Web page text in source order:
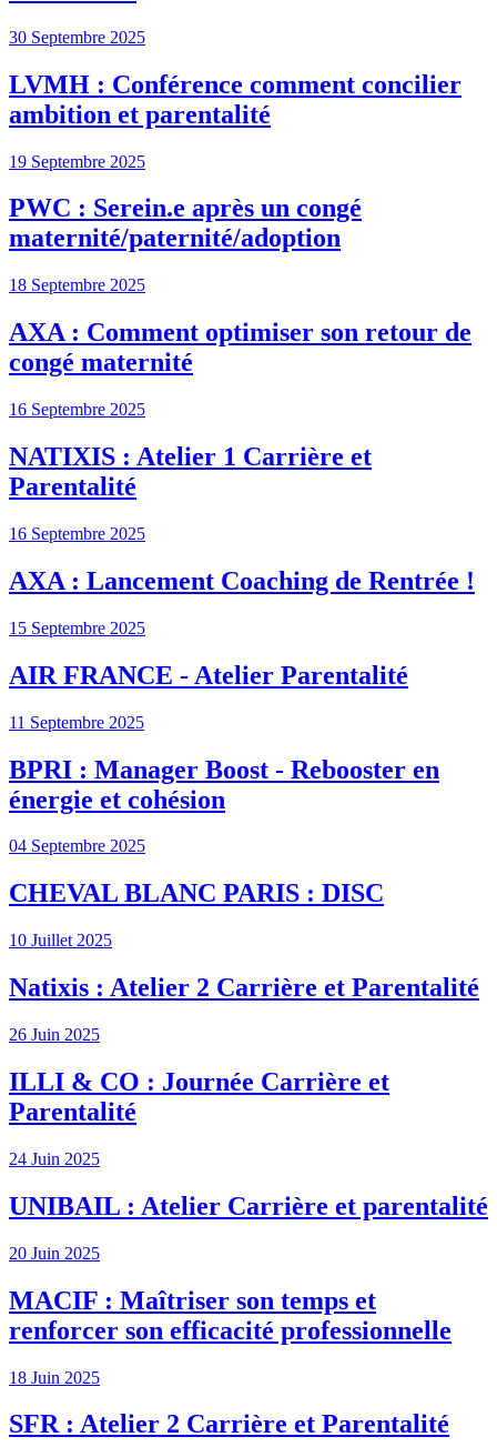
30 Septembre 2025
LVMH : Conférence comment concilier
ambition et parentalité
19 Septembre 2025
PWC : Serein.e après un congé
maternité/paternité/adoption
18 Septembre 2025
AXA : Comment optimiser son retour de
congé maternité
16 Septembre 2025
NATIXIS : Atelier 1 Carrière et
Parentalité
16 Septembre 2025
AXA : Lancement Coaching de Rentrée !
15 Septembre 2025
AIR FRANCE - Atelier Parentalité
11 Septembre 2025
BPRI : Manager Boost - Rebooster en
énergie et cohésion
04 Septembre 2025
CHEVAL BLANC PARIS : DISC
10 Juillet 2025
Natixis : Atelier 2 Carrière et Parentalité
26 Juin 2025
ILLI & CO : Journée Carrière et
Parentalité
24 Juin 2025
UNIBAIL : Atelier Carrière et parentalité
20 Juin 2025
MACIF : Maîtriser son temps et
renforcer son efficacité professionnelle
18 Juin 2025
SFR : Atelier 2 Carrière et Parentalité